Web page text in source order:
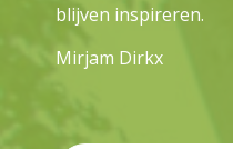
blijven inspireren.
Mirjam Dirkx